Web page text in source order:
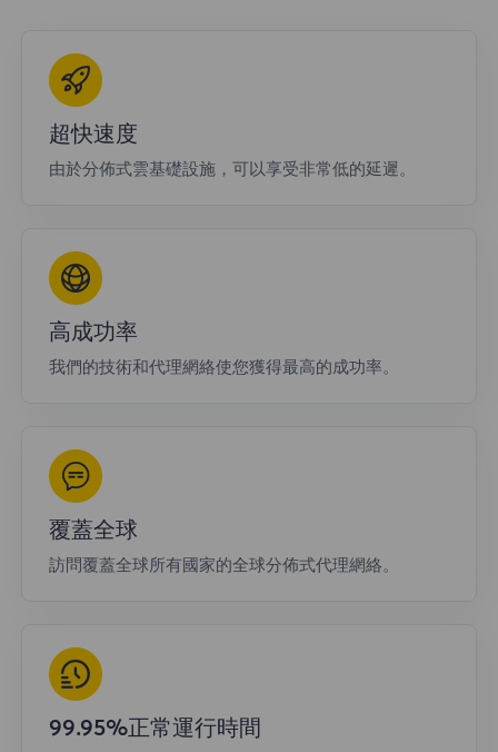
超快速度
由於分佈式雲基礎設施，可以享受非常低的延遲。
高成功率
我們的技術和代理網絡使您獲得最高的成功率。
覆蓋全球
訪問覆蓋全球所有國家的全球分佈式代理網絡。
99.95%正常運行時間